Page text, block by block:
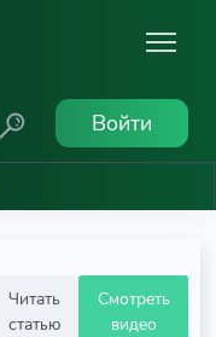
Войти
Читать
статью
Смотреть
видео